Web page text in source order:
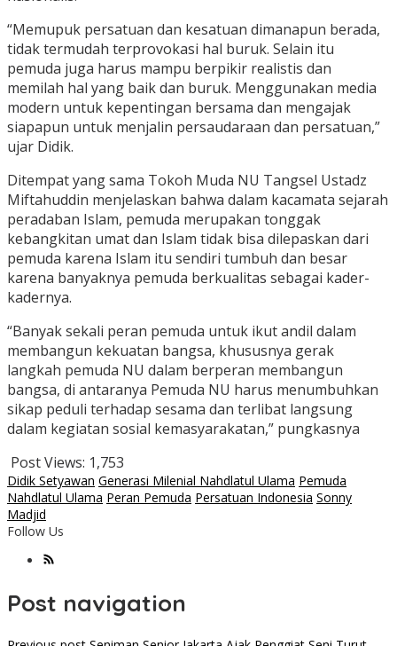
“Memupuk persatuan dan kesatuan dimanapun berada,
tidak termudah terprovokasi hal buruk. Selain itu
pemuda juga harus mampu berpikir realistis dan
memilah hal yang baik dan buruk. Menggunakan media
modern untuk kepentingan bersama dan mengajak
siapapun untuk menjalin persaudaraan dan persatuan,”
ujar Didik.
Ditempat yang sama Tokoh Muda NU Tangsel Ustadz
Miftahuddin menjelaskan bahwa dalam kacamata sejarah
peradaban Islam, pemuda merupakan tonggak
kebangkitan umat dan Islam tidak bisa dilepaskan dari
pemuda karena Islam itu sendiri tumbuh dan besar
karena banyaknya pemuda berkualitas sebagai kader-
kadernya.
“Banyak sekali peran pemuda untuk ikut andil dalam
membangun kekuatan bangsa, khususnya gerak
langkah pemuda NU dalam berperan membangun
bangsa, di antaranya Pemuda NU harus menumbuhkan
sikap peduli terhadap sesama dan terlibat langsung
dalam kegiatan sosial kemasyarakatan,” pungkasnya
Post Views: 1,753
Didik Setyawan Generasi Milenial Nahdlatul Ulama Pemuda
Nahdlatul Ulama Peran Pemuda Persatuan Indonesia Sonny
Madjid
Follow Us
Post navigation